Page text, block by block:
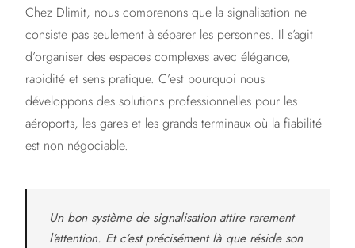
Chez Dlimit, nous comprenons que la signalisation ne
consiste pas seulement à séparer les personnes. Il s’agit
d’organiser des espaces complexes avec élégance,
rapidité et sens pratique. C’est pourquoi nous
développons des solutions professionnelles pour les
aéroports, les gares et les grands terminaux où la fiabilité
est non négociable.
Un bon système de signalisation attire rarement
l'attention. Et c'est précisément là que réside son